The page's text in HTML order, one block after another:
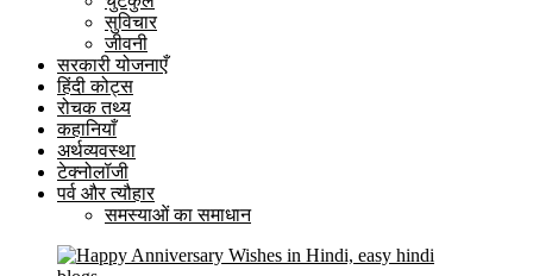
सुविचार
जीवनी
सरकारी योजनाएँ
हिंदी कोट्स
रोचक तथ्य
कहानियाँ
अर्थव्यवस्था
टेक्नोलॉजी
पर्व और त्यौहार
समस्याओं का समाधान